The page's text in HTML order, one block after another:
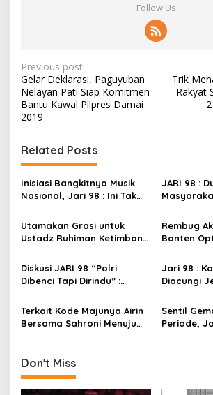
Follow Us
P
o
s
t
n
a
v
i
g
a
t
i
o
n
Previous post
Gelar Deklarasi, Paguyuban
Nelayan Pati Siap Komitmen
Bantu Kawal Pilpres Damai
2019
Trik
Rakyat
Related Posts
Inisiasi Bangkitnya Musik
Nasional, Jari 98 : Ini Tak
yang Profesional
JARI 98 :
Utamakan Grasi untuk
Ustadz Ruhiman Ketimbang
Aktivis 98 : Karena Beliau
Masih Dibutuhkan
Masyarakat
Rembug
Banten
Dikabulkan
Diskusi JARI 98 “Polri
Dibenci Tapi Dirindu” :
Andalan, Teruji Adaptif di
Segala Situasi
Jari 98 :
Diacungi
Pastikan
Terkait Kode Majunya Airin
Bersama Sahroni Menuju
Sentil
Periode,
Don't Miss